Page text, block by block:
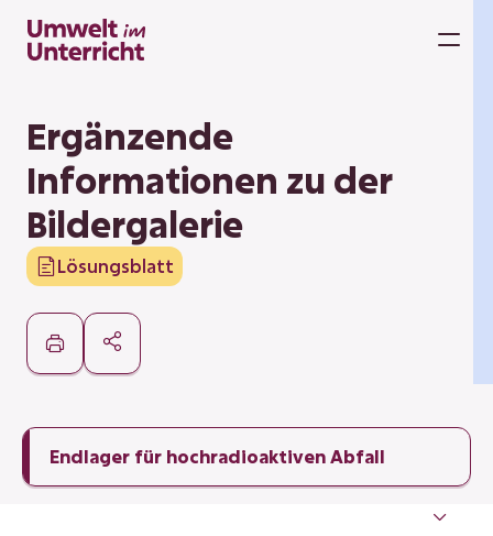
Inhalt
springen
Ergänzende
Informationen zu der
Bildergalerie
Lösungsblatt
Endlager für hochradioaktiven Abfall
Was bedeutet Radioaktivität und warum ist
Proteste gegen Atomenergie und Endlager